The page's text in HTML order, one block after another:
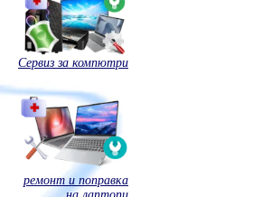
Сервиз за компютри
ремонт и поправка